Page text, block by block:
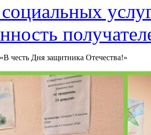
честь Дня защитника Отечества!»